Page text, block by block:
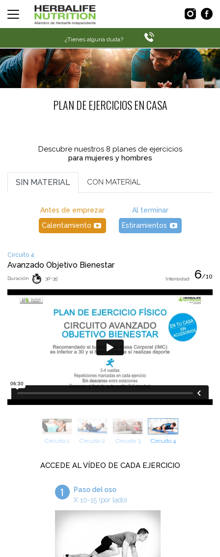
¿Tienes alguna duda?
PLAN DE EJERCICIOS EN CASA
Descubre nuestros 8 planes de ejercicios
para mujeres y hombres
SIN MATERIAL CON MATERIAL
Antes de emprezar
Calentamiento
Al terminar
Estiramientos
Circuito 4
Avanzado Objetivo Bienestar
Duración 30'-35' 6/10
Intensidad
Circuito 1 Circuito 2 Circuito 3 Circuito 4
ACCEDE AL VÍDEO DE CADA EJERCICIO
1
Paso del oso
X 10-15 (por lado)